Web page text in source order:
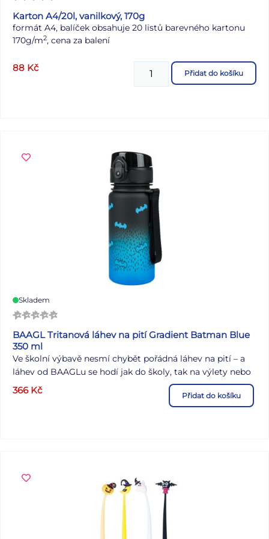
Karton A4/20l, vanilkový, 170g
formát A4, balíček obsahuje 20 listů barevného kartonu
170g/m2, cena za balení
88 Kč Přidat do košíku
Skladem
BAAGL Tritanová láhev na pití Gradient Batman Blue
350 ml
Ve školní výbavě nesmí chybět pořádná láhev na pití – a
láhev od BAAGLu se hodí jak do školy, tak na výlety nebo
do sportovního kroužku.
nošení v ruce.
Certifikovaný tritanový materiál zaručuje maximální
bezpečí a kvalitu nápoje, jelikož nevydává nepříjemný
plastový zápach, jako je tomu u jiných plastových
366 Kč Přidat do košíku